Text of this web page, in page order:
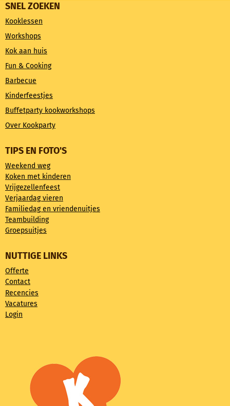
SNEL ZOEKEN
Kooklessen
Workshops
Kok aan huis
Fun & Cooking
Barbecue
Kinderfeestjes
Buffetparty kookworkshops
Over Kookparty
TIPS EN FOTO'S
Weekend weg
Koken met kinderen
Vrijgezellenfeest
Verjaardag vieren
Familiedag en vriendenuitjes
Teambuilding
Groepsuitjes
NUTTIGE LINKS
Offerte
Contact
Recencies
Vacatures
Login